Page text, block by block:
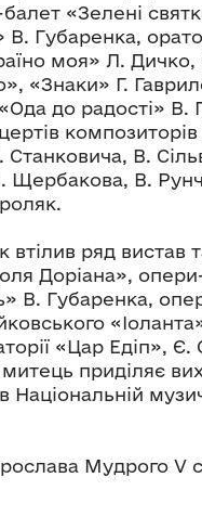
«Зелені
Губаренка,
моя» Л.
«Знаки» Г.
до радості» В.
В.
Щербакова, В.
втілив ряд вистав
Доріана»,
В. Губаренка,
«Цар Едіп»,
приділяє
Мудрого V